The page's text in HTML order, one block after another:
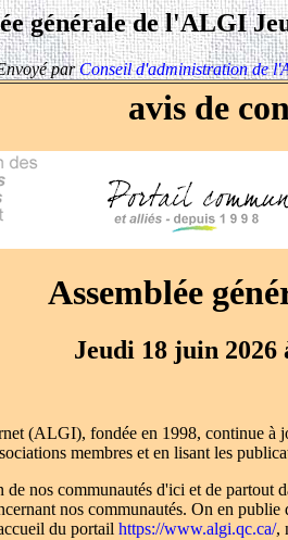
générale de l'ALGI
parConseil d'administration de
avis de
Assemblée
Jeudi 18 juin 2026
(ALGI), fondée en 1998, continue
membres et en lisant les
nos communautés d'ici et de partout
nos communautés. On en
du portail https://www.algi.qc.ca/,